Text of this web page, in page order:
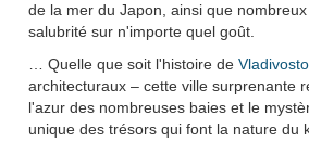
de la mer du Japon, ainsi que
salubrité sur n'importe quel goût.
… Quelle que soit l'histoire de
architecturaux – cette ville surprenante
l'azur des nombreuses baies et le
unique des trésors qui font la nature du